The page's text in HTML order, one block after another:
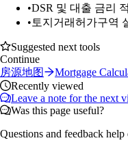
•DSR 및 대출 금리
• 토지거래허가구역
Suggested next tools
Continue
房源地图
Mortgage
Recently viewed
Leave a note for the next
Was this page useful?
Questions and feedback